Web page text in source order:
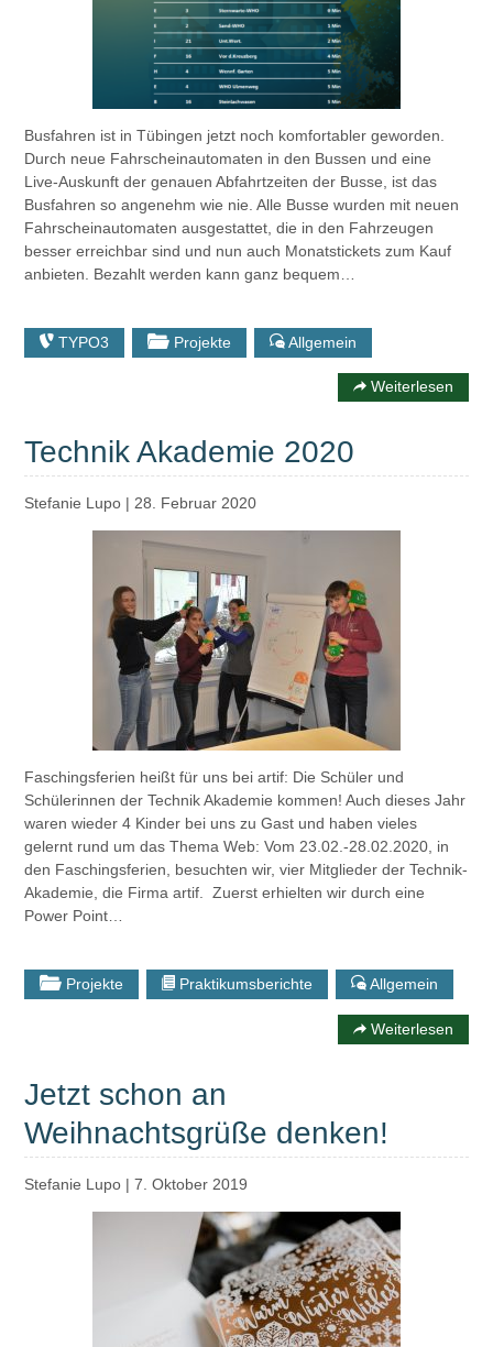
Busfahren ist in Tübingen jetzt noch komfortabler geworden.
Durch neue Fahrscheinautomaten in den Bussen und eine
Live-Auskunft der genauen Abfahrtzeiten der Busse, ist das
Busfahren so angenehm wie nie. Alle Busse wurden mit neuen
Fahrscheinautomaten ausgestattet, die in den Fahrzeugen
besser erreichbar sind und nun auch Monatstickets zum Kauf
anbieten. Bezahlt werden kann ganz bequem…
TYPO3 Projekte Allgemein
Weiterlesen
Technik Akademie 2020
Stefanie Lupo |28. Februar 2020
Faschingsferien heißt für uns bei artif: Die Schüler und
Schülerinnen der Technik Akademie kommen! Auch dieses Jahr
waren wieder 4 Kinder bei uns zu Gast und haben vieles
gelernt rund um das Thema Web: Vom 23.02.-28.02.2020, in
den Faschingsferien, besuchten wir, vier Mitglieder der Technik-
Akademie, die Firma artif. Zuerst erhielten wir durch eine
Power Point…
Projekte Praktikumsberichte Allgemein
Weiterlesen
Jetzt schon an
Weihnachtsgrüße denken!
Stefanie Lupo |7. Oktober 2019